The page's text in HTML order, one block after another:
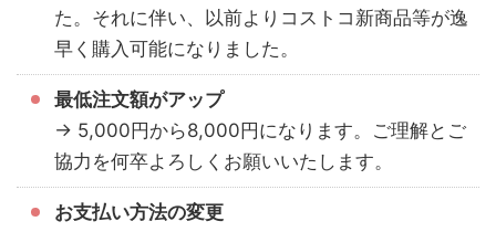
た。それに伴い、以前よりコストコ新商品等が逸
早く購入可能になりました。
最低注文額がアップ
→ 5,000円から8,000円になります。ご理解とご
協力を何卒よろしくお願いいたします。
お支払い方法の変更